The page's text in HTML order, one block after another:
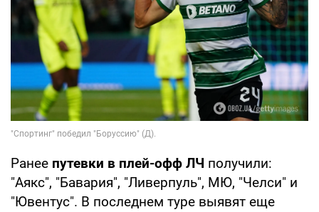
Ранее путевки в плей-офф ЛЧ получили:
"Аякс", "Бавария", "Ливерпуль", МЮ, "Челси" и
"Ювентус". В последнем туре выявят еще